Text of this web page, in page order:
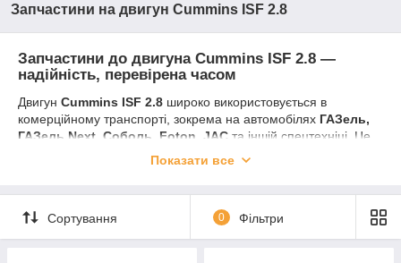
Запчастини на двигун Cummins ISF 2.8
Запчастини до двигуна Cummins ISF 2.8 —
надійність, перевірена часом
Двигун Cummins ISF 2.8 широко використовується в
комерційному транспорті, зокрема на автомобілях ГАЗель,
ГАЗель Next, Соболь, Foton, JAC та іншій спецтехніці. Це
сучасний, економічний та витривалий дизельний двигун, який
Ми пропонуємо
оригінальні та якісні аналогові
запчастини до Cummins ISF 2.8 за доступними цінами. У
нашому каталозі ви знайдете всі необхідні деталі для
Показати все
Сортування 0 Фільтри